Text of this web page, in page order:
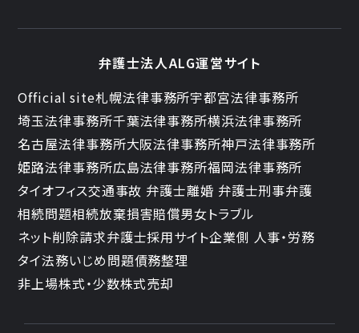
弁護士法人ALG運営サイト
Official site札幌法律事務所宇都宮法律事務所
埼玉法律事務所千葉法律事務所横浜法律事務所
名古屋法律事務所大阪法律事務所神戸法律事務所
姫路法律事務所広島法律事務所福岡法律事務所
タイオフィス交通事故 弁護士離婚 弁護士刑事弁護
相続問題相続放棄損害賠償男女トラブル
ネット削除請求弁護士採用サイト企業側 人事・労務
タイ法務いじめ問題債務整理
非上場株式・少数株式売却